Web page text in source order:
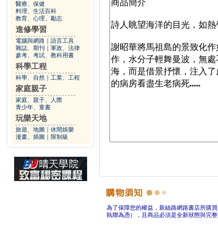
醫療、保健
料理、生活百科
教育、心理、勵志
進修學習
電腦與網路
語言工具
雜誌、期刊
軍政、法律
參考、考試、教科用書
科學工程
科學、自然 工業、工程
家庭親子
家庭、親子、人際
青少年、童書
玩樂天地
旅遊、地圖
休閒娛樂
漫畫、插圖
限制級
為了保障您的權益，新絲路網路書店所購
執聯為憑），且商品必須是全新狀態與完